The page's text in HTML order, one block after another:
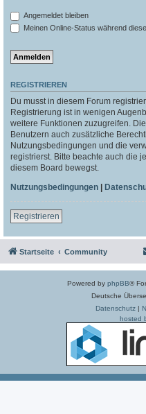
Angemeldet bleiben
Meinen Online-Status während
REGISTRIEREN
Du musst in diesem Forum
Registrierung ist in wenigen
weitere Funktionen zuzugreifen.
Benutzern auch zusätzliche
Nutzungsbedingungen und die
registrierst. Bitte beachte auch die
diesem Board bewegst.
Nutzungsbedingungen |
Registrieren
Startseite Community
Powered by phpBB®
Deutsche
Datenschutz|
hosted